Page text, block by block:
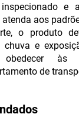
e
aos
o produto
chuva e
às
de